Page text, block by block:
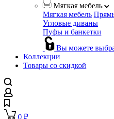
Мягкая мебель
Мягкая мебель
Угловые диваны
Пуфы и банкетки
Вы можете
Коллекции
Товары со скидкой
0 ₽